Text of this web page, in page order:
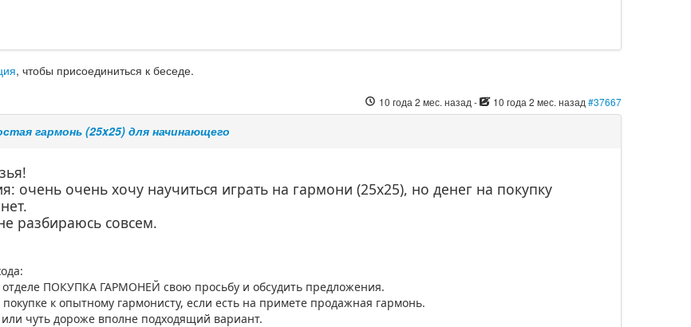
, чтобы присоединиться к беседе.
10 года 2 мес. назад - 10 года 2 мес. назад #37667
гармонь (25x25) для начинающего
очень очень хочу научиться играть на гармони (25x25), но денег на покупку
разбираюсь совсем.
отделе ПОКУПКА ГАРМОНЕЙ свою просьбу и обсудить предложения.
к опытному гармонисту, если есть на примете продажная гармонь.
чуть дороже вполне подходящий вариант.